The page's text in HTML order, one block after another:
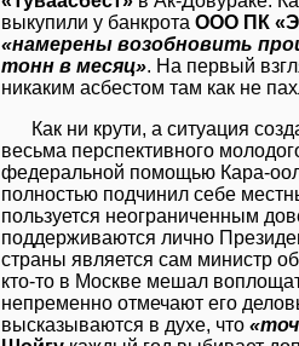
выкупили у банкрота ООО ПК
«намерены возобновить
тонн в месяц». На первый
никаким асбестом там как не
Как ни крути, а ситуация
весьма перспективного
федеральной помощью Кара-
полностью подчинил себе
пользуется неограниченным
поддерживаются лично
страны является сам министр
кто-то в Москве мешал
непременно отмечают его
высказываются в духе, что